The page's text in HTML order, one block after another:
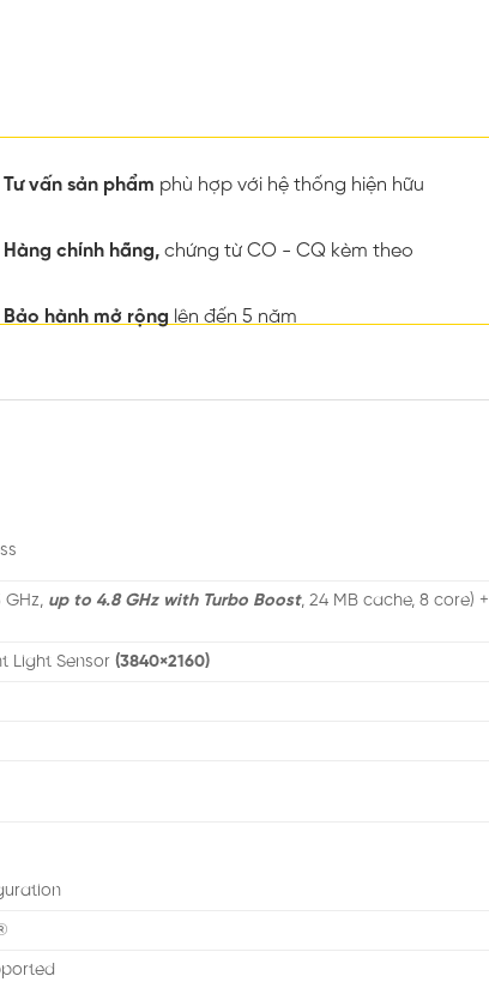
Tư vấn sản phẩm phù hợp với hệ thống hiện hữu
Hàng chính hãng, chứng từ CO - CQ kèm theo
Bảo hành mở rộng lên đến 5 năm
up to 4.8 GHz with Turbo Boost, 24 MB cache, 8 core) +
Light Sensor(3840×2160)